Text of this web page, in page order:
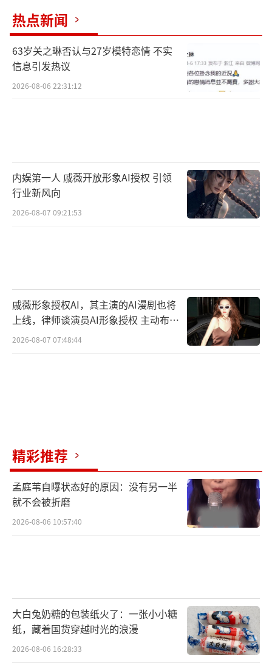
热点新闻
63岁关之琳否认与27岁模特恋情 不实
信息引发热议
2026-08-06 22:31:12
内娱第一人 戚薇开放形象AI授权 引领
行业新风向
2026-08-07 09:21:53
戚薇形象授权AI，其主演的AI漫剧也将
上线，律师谈演员AI形象授权 主动布局
数字资产
2026-08-07 07:48:44
精彩推荐
孟庭苇自曝状态好的原因：没有另一半
就不会被折磨
2026-08-06 10:57:40
大白兔奶糖的包装纸火了：一张小小糖
纸，藏着国货穿越时光的浪漫
2026-08-06 16:28:33